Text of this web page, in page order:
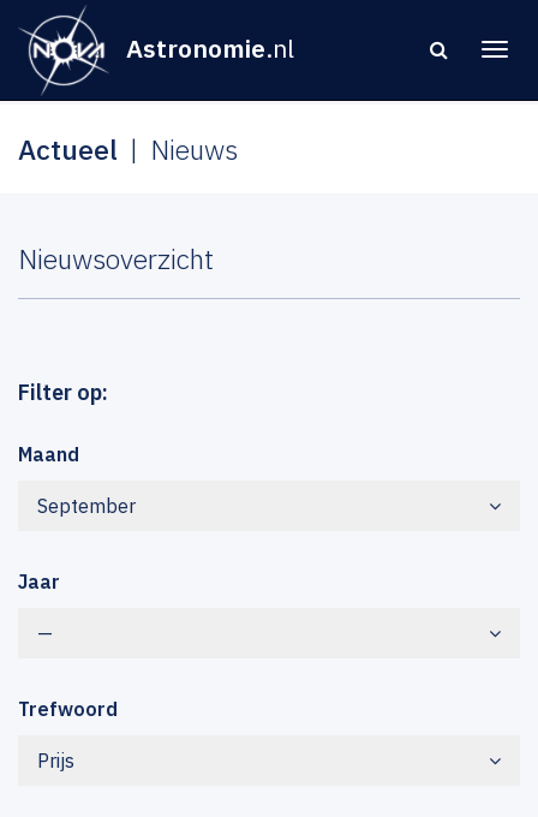
Astronomie.nl
Actueel Nieuws
Nieuwsoverzicht
Filter op:
Maand
September
Jaar
—
Trefwoord
Prijs